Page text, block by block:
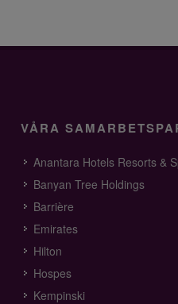
VÅRA
Anantara Hotels Resorts &
Banyan Tree Holdings
Barrière
Emirates
Hilton
Hospes
Kempinski